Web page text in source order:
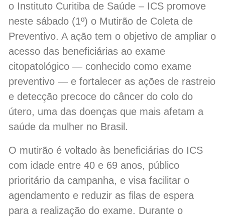
o Instituto Curitiba de Saúde – ICS promove
neste sábado (1º) o Mutirão de Coleta de
Preventivo. A ação tem o objetivo de ampliar o
acesso das beneficiárias ao exame
citopatológico — conhecido como exame
preventivo — e fortalecer as ações de rastreio
e detecção precoce do câncer do colo do
útero, uma das doenças que mais afetam a
saúde da mulher no Brasil.
O mutirão é voltado às beneficiárias do ICS
com idade entre 40 e 69 anos, público
prioritário da campanha, e visa facilitar o
agendamento e reduzir as filas de espera
para a realização do exame. Durante o